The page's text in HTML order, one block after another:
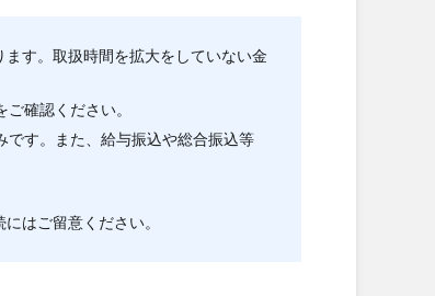
す。取扱時間を拡大をしていない金
ご確認ください。
です。また、給与振込や総合振込等
はご留意ください。